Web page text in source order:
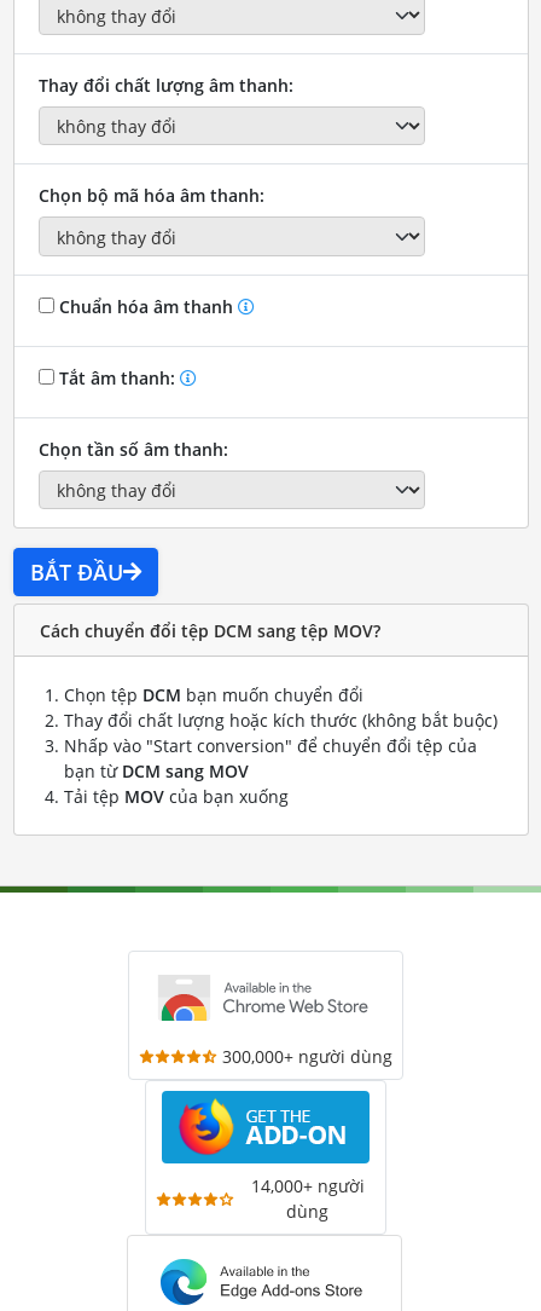
Thay đổi chất lượng âm thanh:
Chọn bộ mã hóa âm thanh:
Chuẩn hóa âm thanh
Tắt âm thanh:
Chọn tần số âm thanh:
BẮT ĐẦU
Cách chuyển đổi tệp DCM sang tệp MOV?
Chọn tệp DCM bạn muốn chuyển đổi
Thay đổi chất lượng hoặc kích thước (không bắt buộc)
Nhấp vào "Start conversion" để chuyển đổi tệp của
bạn từ DCM sang MOV
Tải tệp MOVcủa bạn xuống
300,000+ người dùng
14,000+ người
dùng